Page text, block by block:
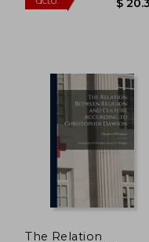
The Relation